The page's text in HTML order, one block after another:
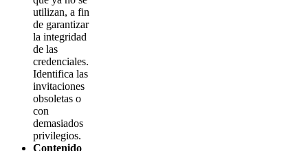
utilizan, a fin
de garantizar
la integridad
de las
credenciales.
Identifica las
invitaciones
obsoletas o
con
demasiados
privilegios.
Contenido